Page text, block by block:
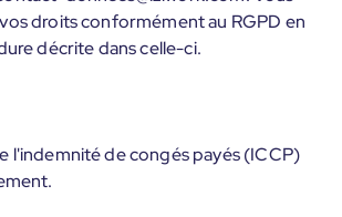
droits conformément au RGPD en
décrite dans celle-ci.
l'indemnité de congés payés (ICCP)